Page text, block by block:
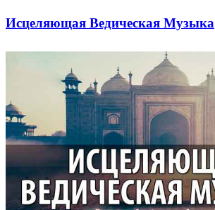
Исцеляющая Ведическая Музыка